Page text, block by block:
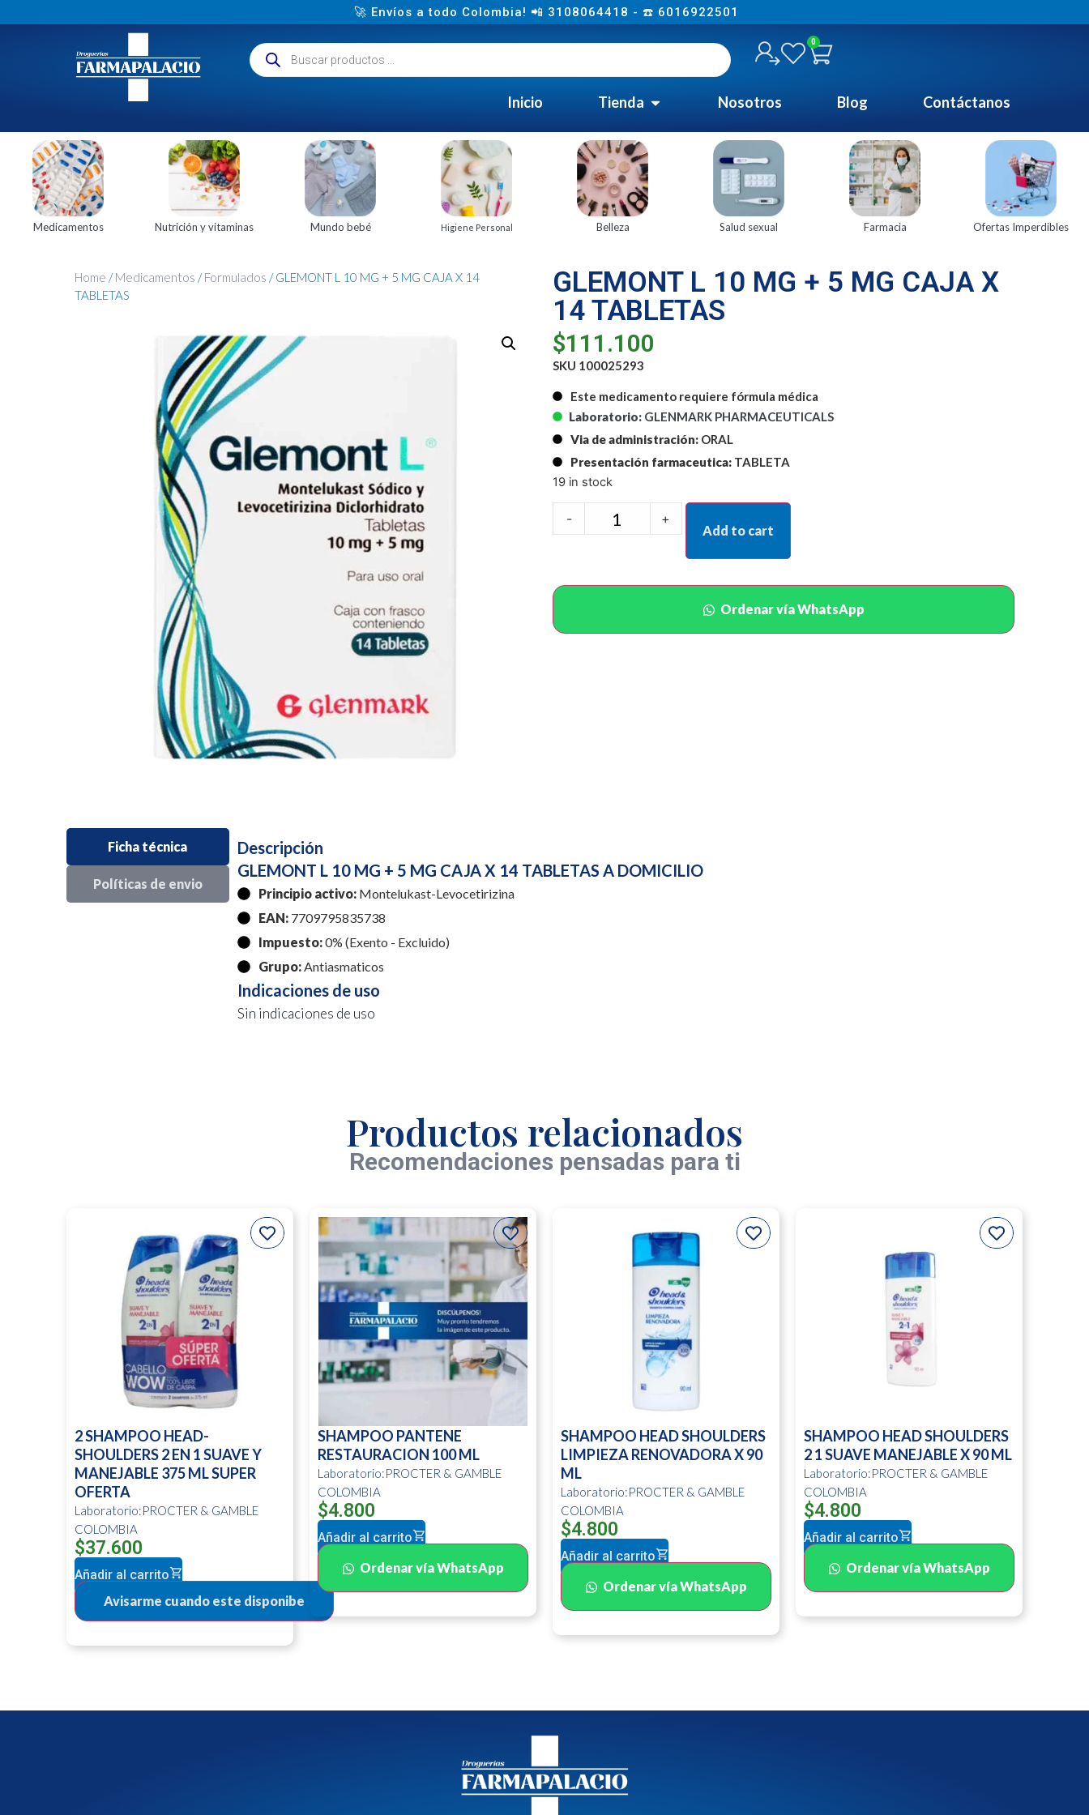
🚀 Envíos a todo Colombia! 📲 3108064418 - ☎️ 6016922501
0
Inicio Tienda Nosotros Blog Contáctanos
Medicamentos Nutrición y vitaminas Mundo bebé Higiene Personal Belleza Salud sexual Farmacia Ofertas Imperdibles
Home /Medicamentos /Formulados / GLEMONT L 10 MG + 5 MG CAJA X 14
TABLETAS
GLEMONT L 10 MG + 5 MG CAJA X
14 TABLETAS
$111.100
SKU 100025293
Este medicamento requiere fórmula médica
Laboratorio: GLENMARK PHARMACEUTICALS
Via de administración: ORAL
Presentación farmaceutica: TABLETA
19 in stock
- +
Add to cart
Ordenar vía WhatsApp
Ficha técnica
Políticas de envio
Descripción
GLEMONT L 10 MG + 5 MG CAJA X 14 TABLETAS A DOMICILIO
Principio activo:Montelukast-Levocetirizina
EAN:7709795835738
Impuesto:0% (Exento - Excluido)
Grupo:Antiasmaticos
Indicaciones de uso
Sin indicaciones de uso
Productos relacionados
Recomendaciones pensadas para ti
2 SHAMPOO HEAD-
SHOULDERS 2 EN 1 SUAVE Y
MANEJABLE 375 ML SUPER
OFERTA
Laboratorio:PROCTER & GAMBLE
COLOMBIA
$37.600
Añadir al carrito
SHAMPOO PANTENE
RESTAURACION 100 ML
Laboratorio:PROCTER & GAMBLE
COLOMBIA
$4.800
Añadir al carrito
Ordenar vía WhatsApp
SHAMPOO HEAD SHOULDERS
LIMPIEZA RENOVADORA X 90
ML
Laboratorio:PROCTER & GAMBLE
COLOMBIA
$4.800
Añadir al carrito
Ordenar vía WhatsApp
SHAMPOO HEAD SHOULDERS
2 1 SUAVE MANEJABLE X 90 ML
Laboratorio:PROCTER & GAMBLE
COLOMBIA
$4.800
Añadir al carrito
Ordenar vía WhatsApp